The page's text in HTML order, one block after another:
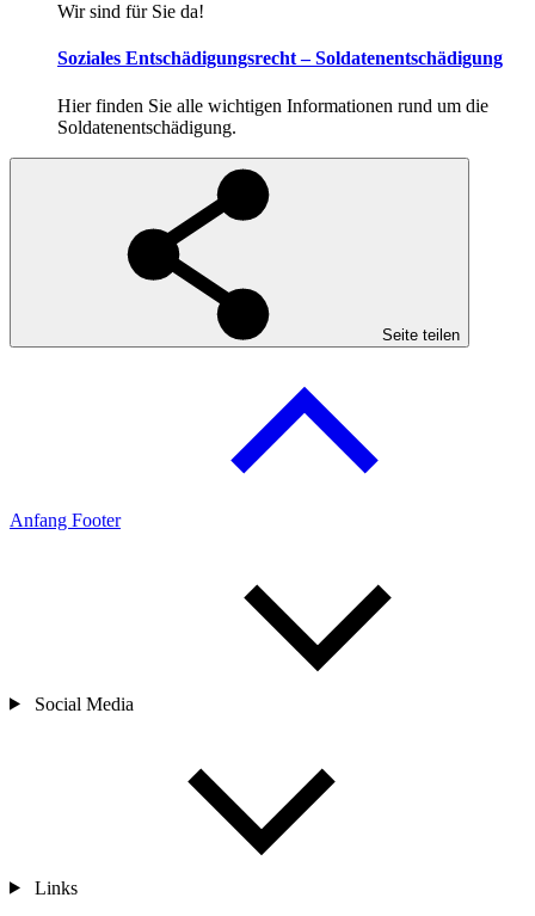
Wir sind für Sie da!
Soziales Entschädigungsrecht – Soldatenentschädigung
Hier finden Sie alle wichtigen Informationen rund um die
Soldatenentschädigung.
Seite teilen
Anfang Footer
Social Media
Links